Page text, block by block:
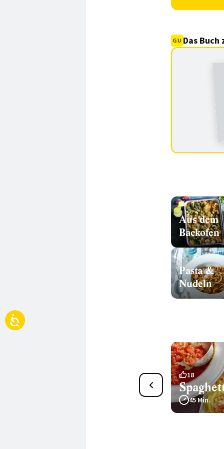
Das Buch
Aus dem
Backofen
Pasta &
Nudeln
Nudel-Frittata mit Mangold
18
45 Min.